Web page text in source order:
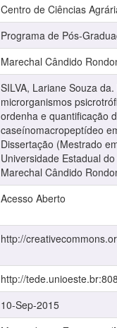
Centro de Ciências
Programa de Pós-
Marechal Cândido
SILVA, Lariane Souza
microrganismos
ordenha e quantificação
caseínomacropeptídeo
Dissertação (Mestrado
Universidade Estadual
Marechal Cândido
Acesso Aberto
http://
http://
10-Sep-2015